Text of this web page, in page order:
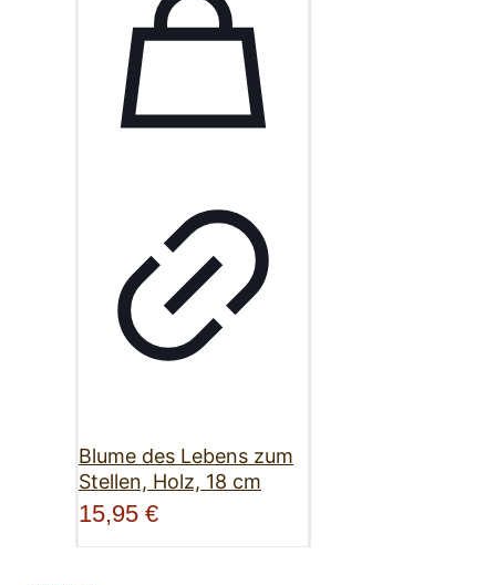
Blume des Lebens zum
Stellen, Holz, 18 cm
15,95 €